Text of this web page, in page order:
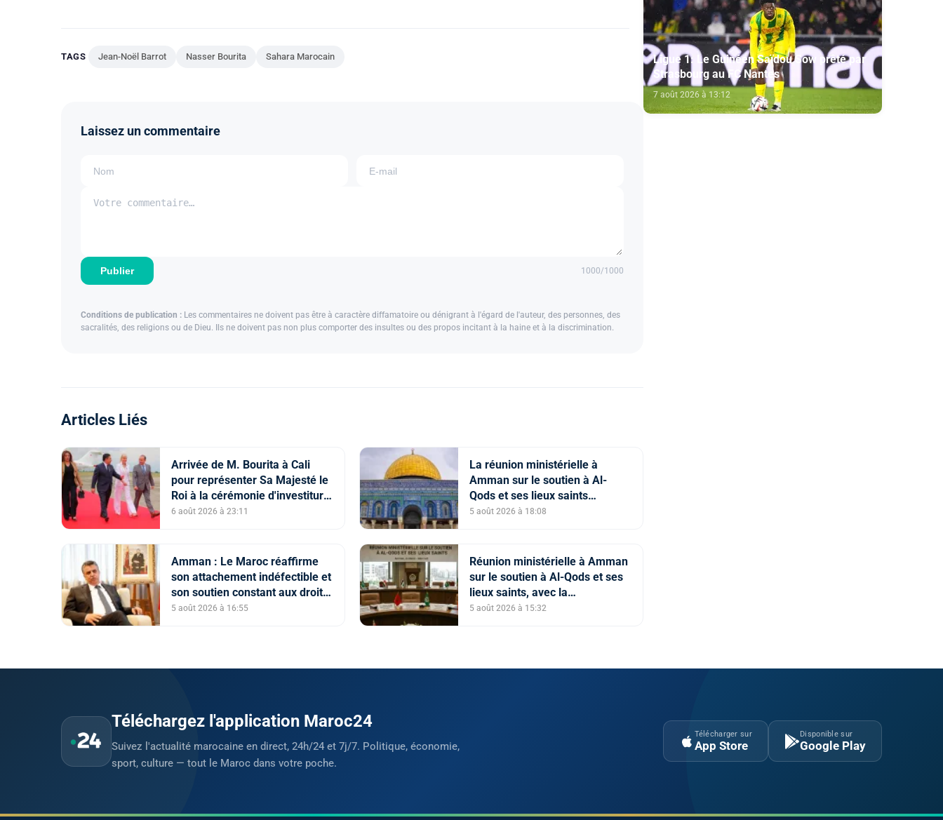
TAGS Jean-Noël Barrot Nasser Bourita Sahara Marocain
Laissez un commentaire
Publier 1000/1000
Conditions de publication : Les commentaires ne doivent pas être à caractère diffamatoire ou dénigrant à l'égard de l'auteur, des personnes, des
sacralités, des religions ou de Dieu. Ils ne doivent pas non plus comporter des insultes ou des propos incitant à la haine et à la discrimination.
Articles Liés
Arrivée de M. Bourita à Cali
pour représenter Sa Majesté le
Roi à la cérémonie d'investiture
du nouveau président
6 août 2026 à 23:11
La réunion ministérielle à
Amman sur le soutien à Al-
Qods et ses lieux saints
souligne l’importance du rôle du
5 août 2026 à 18:08
Amman : Le Maroc réaffirme
son attachement indéfectible et
son soutien constant aux droits
légitimes du peuple palestinien
5 août 2026 à 16:55
Réunion ministérielle à Amman
sur le soutien à Al-Qods et ses
lieux saints, avec la
participation du Maroc
5 août 2026 à 15:32
Ligue 1: Le Guinéen Saïdou Sow prêté par
Strasbourg au FC Nantes
7 août 2026 à 13:12
Téléchargez l'application Maroc24
Suivez l'actualité marocaine en direct, 24h/24 et 7j/7. Politique, économie,
sport, culture — tout le Maroc dans votre poche.
Télécharger sur
App Store
Disponible sur
Google Play